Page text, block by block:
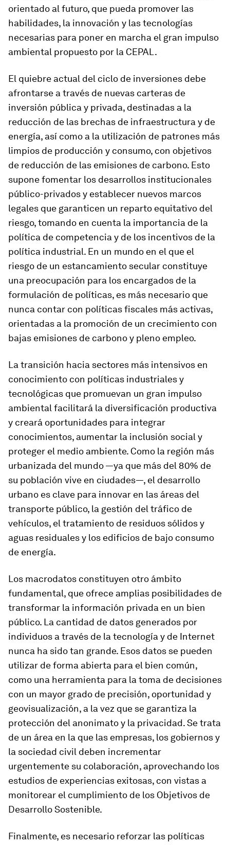
orientado al futuro, que pueda promover las
habilidades, la innovación y las tecnologías
necesarias para poner en marcha el gran impulso
ambiental propuesto por la CEPAL.
El quiebre actual del ciclo de inversiones debe
afrontarse a través de nuevas carteras de
inversión pública y privada, destinadas a la
reducción de las brechas de infraestructura y de
energía, así como a la utilización de patrones más
limpios de producción y consumo, con objetivos
de reducción de las emisiones de carbono. Esto
supone fomentar los desarrollos institucionales
público-privados y establecer nuevos marcos
legales que garanticen un reparto equitativo del
riesgo, tomando en cuenta la importancia de la
política de competencia y de los incentivos de la
política industrial. En un mundo en el que el
riesgo de un estancamiento secular constituye
una preocupación para los encargados de la
formulación de políticas, es más necesario que
nunca contar con políticas fiscales más activas,
orientadas a la promoción de un crecimiento con
bajas emisiones de carbono y pleno empleo.
La transición hacia sectores más intensivos en
conocimiento con políticas industriales y
tecnológicas que promuevan un gran impulso
ambiental facilitará la diversificación productiva
y creará oportunidades para integrar
conocimientos, aumentar la inclusión social y
proteger el medio ambiente. Como la región más
urbanizada del mundo —ya que más del 80% de
su población vive en ciudades—, el desarrollo
urbano es clave para innovar en las áreas del
transporte público, la gestión del tráfico de
vehículos, el tratamiento de residuos sólidos y
aguas residuales y los edificios de bajo consumo
de energía.
Los macrodatos constituyen otro ámbito
fundamental, que ofrece amplias posibilidades de
transformar la información privada en un bien
público. La cantidad de datos generados por
individuos a través de la tecnología y de Internet
nunca ha sido tan grande. Esos datos se pueden
utilizar de forma abierta para el bien común,
como una herramienta para la toma de decisiones
con un mayor grado de precisión, oportunidad y
geovisualización, a la vez que se garantiza la
protección del anonimato y la privacidad. Se trata
de un área en la que las empresas, los gobiernos y
la sociedad civil deben incrementar
urgentemente su colaboración, aprovechando los
estudios de experiencias exitosas, con vistas a
monitorear el cumplimiento de los Objetivos de
Desarrollo Sostenible.
Finalmente, es necesario reforzar las políticas